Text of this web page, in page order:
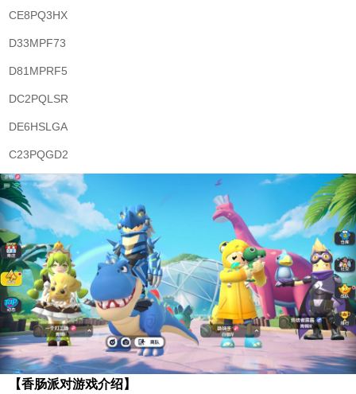
CE8PQ3HX
D33MPF73
D81MPRF5
DC2PQLSR
DE6HSLGA
C23PQGD2
【香肠派对游戏介绍】